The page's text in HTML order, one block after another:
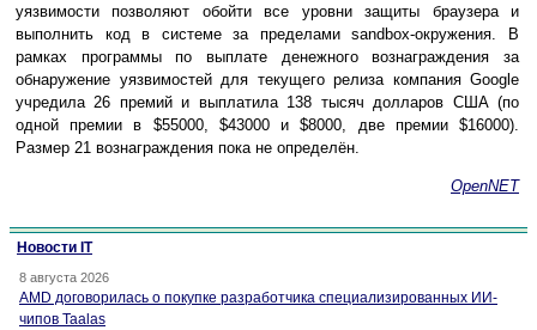
уязвимости позволяют обойти все уровни защиты браузера и
выполнить код в системе за пределами sandbox-окружения. В
рамках программы по выплате денежного вознаграждения за
обнаружение уязвимостей для текущего релиза компания Google
учредила 26 премий и выплатила 138 тысяч долларов США (по
одной премии в $55000, $43000 и $8000, две премии $16000).
Размер 21 вознаграждения пока не определён.
OpenNET
Новости IT
8 августа 2026
AMD договорилась о покупке разработчика специализированных ИИ-
чипов Taalas